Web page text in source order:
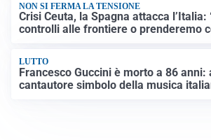
NON SI FERMA LA TENSIONE
Crisi Ceuta, la Spagna attacca l’Italia:
controlli alle frontiere o prenderemo
LUTTO
Francesco Guccini è morto a 86 anni:
cantautore simbolo della musica